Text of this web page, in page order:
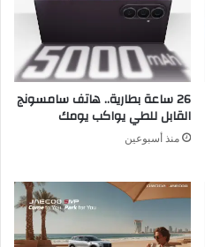
26 ساعة بطارية.. هاتف سامسونج
القابل للطي يواكب يومك
منذ أسبوعين